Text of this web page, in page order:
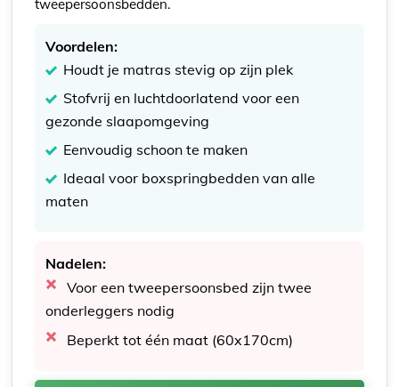
tweepersoonsbedden.
Voordelen:
Houdt je matras stevig op zijn plek
Stofvrij en luchtdoorlatend voor een
gezonde slaapomgeving
Eenvoudig schoon te maken
Ideaal voor boxspringbedden van alle
maten
Nadelen:
Voor een tweepersoonsbed zijn twee
onderleggers nodig
Beperkt tot één maat (60x170cm)